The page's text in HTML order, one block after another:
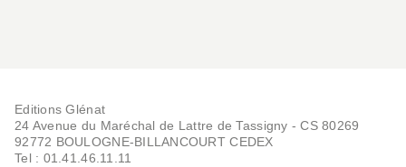
Editions Glénat
24 Avenue du Maréchal de Lattre de Tassigny - CS 80269
92772 BOULOGNE-BILLANCOURT CEDEX
Tel : 01.41.46.11.11